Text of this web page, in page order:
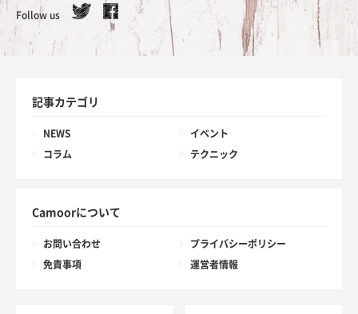
Follow us
記事カテゴリ
NEWS イベント
コラム テクニック
Camoorについて
お問い合わせ プライバシーポリシー
免責事項 運営者情報